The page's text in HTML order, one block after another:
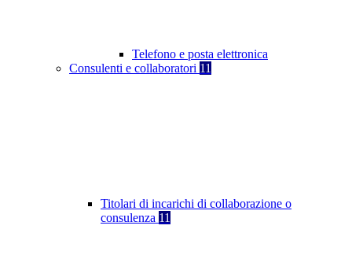
Telefono e posta elettronica
Consulenti e collaboratori 11
Titolari di incarichi di collaborazione o
consulenza 11